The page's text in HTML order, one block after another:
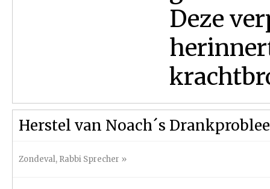
Deze
Herstel van Noach´s
Zondeval, Rabbi Sprecher »